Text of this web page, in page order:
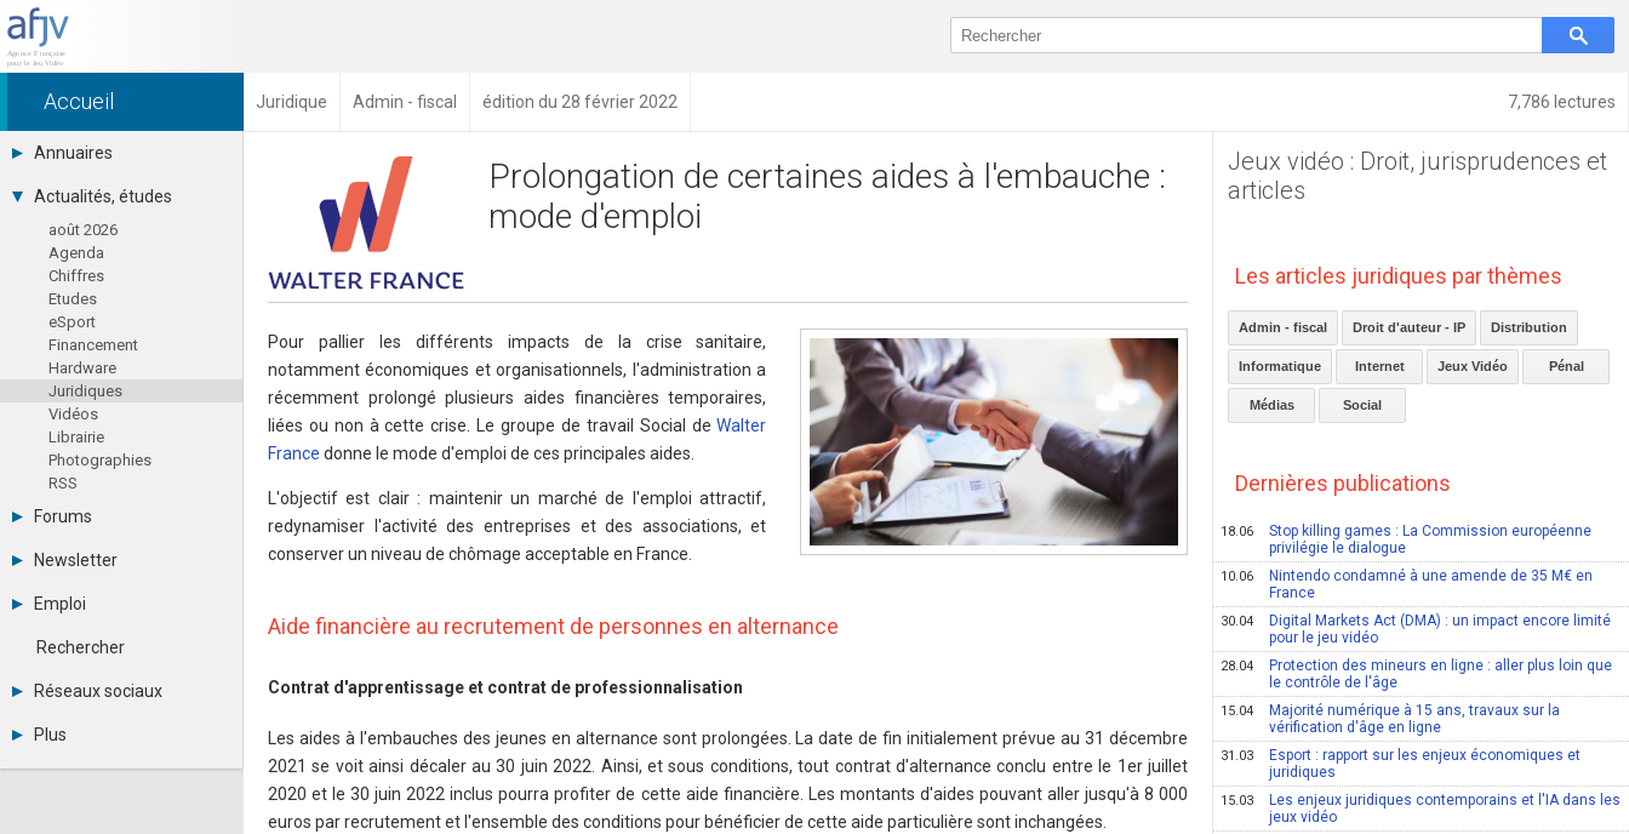
7,786 lectures
Accueil Juridique Admin - fiscal édition du 28 février 2022
Annuaires
Toutes les sociétés (691)
Studios (418)
Editeurs (49)
Distributeurs (16)
Hard. / Accessoires (10)
Middlewares (15)
Prestataires (99)
Assoc. / Syndicats (21)
Formations / Ecoles (46)
Presse spécialisée (17)
Actualités, études
août 2026
Agenda
Chiffres
Etudes
eSport
Financement
Hardware
Juridiques
Vidéos
Librairie
Photographies
RSS
Forums
Tous les forums
Se connecter
Messages privés
Contacter un modérateur
Newsletter
Archives
Abonnement
Emploi
Consulter les annonces
Observatoire de l'emploi
Rechercher
Réseaux sociaux
LinkedIn
Plus
Annonceurs
Prolongation de certaines aides à l'embauche :
mode d'emploi
Pour pallier les différents impacts de la crise sanitaire,
notamment économiques et organisationnels, l'administration a
récemment prolongé plusieurs aides financières temporaires,
liées ou non à cette crise. Le groupe de travail Social deWalter
France donne le mode d'emploi de ces principales aides.
L'objectif est clair : maintenir un marché de l'emploi attractif,
redynamiser l'activité des entreprises et des associations, et
conserver un niveau de chômage acceptable en France.
Aide financière au recrutement de personnes en alternance
Contrat d'apprentissage et contrat de professionnalisation
Les aides à l'embauches des jeunes en alternance sont prolongées. La date de fin initialement prévue au 31 décembre
2021 se voit ainsi décaler au 30 juin 2022. Ainsi, et sous conditions, tout contrat d'alternance conclu entre le 1er juillet
2020 et le 30 juin 2022 inclus pourra profiter de cette aide financière. Les montants d'aides pouvant aller jusqu'à 8 000
euros par recrutement et l'ensemble des conditions pour bénéficier de cette aide particulière sont inchangées.
Jeux vidéo : Droit, jurisprudences et
articles
Les articles juridiques par thèmes
Admin - fiscal Droit d'auteur - IP Distribution
Informatique Internet Jeux Vidéo Pénal
Médias Social
Dernières publications
18.06
Stop killing games : La Commission européenne
privilégie le dialogue
10.06
Nintendo condamné à une amende de 35 M€ en
France
30.04
Digital Markets Act (DMA) : un impact encore limité
pour le jeu vidéo
28.04
Protection des mineurs en ligne : aller plus loin que
le contrôle de l'âge
15.04
Majorité numérique à 15 ans, travaux sur la
vérification d'âge en ligne
31.03
Esport : rapport sur les enjeux économiques et
juridiques
15.03
Les enjeux juridiques contemporains et l'IA dans les
jeux vidéo